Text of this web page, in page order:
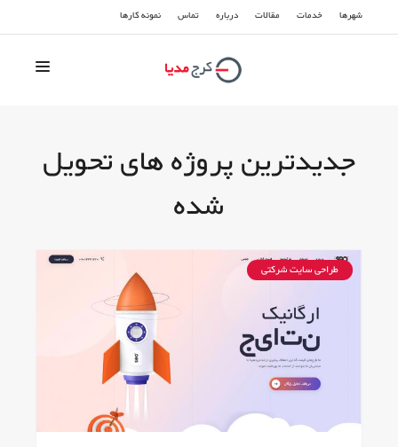
شهرها خدمات مقالات درباره تماس نمونه کارها
سئو و بهینه سازی
جدیدترین پروژه های تحویل
شده
طراحی سایت شرکتی